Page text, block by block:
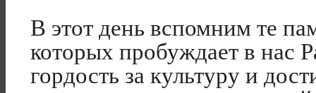
В этот день вспомним те
которых пробуждает в нас
гордость за культуру и